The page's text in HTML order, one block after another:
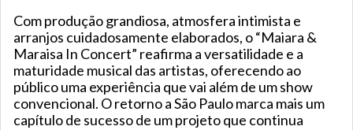
Com produção grandiosa, atmosfera intimista e
arranjos cuidadosamente elaborados, o “Maiara &
Maraisa In Concert” reafirma a versatilidade e a
maturidade musical das artistas, oferecendo ao
público uma experiência que vai além de um show
convencional. O retorno a São Paulo marca mais um
capítulo de sucesso de um projeto que continua